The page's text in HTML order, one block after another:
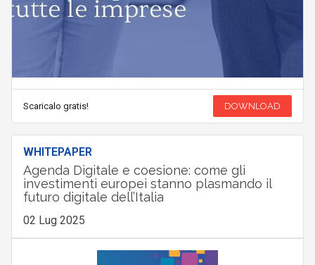
Scaricalo gratis! DOWNLOAD
WHITEPAPER
Agenda Digitale e coesione: come gli
investimenti europei stanno plasmando il
futuro digitale dell’Italia
02 Lug 2025